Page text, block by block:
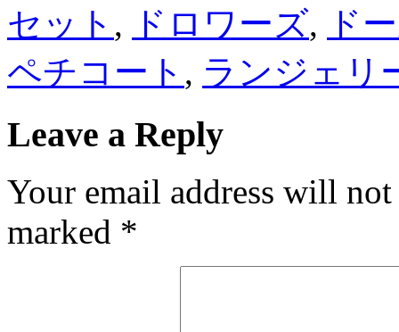
セット , ドロワーズ,
ド
ペチコート , ランジェリ
Leave a Reply
Your email address will
marked *